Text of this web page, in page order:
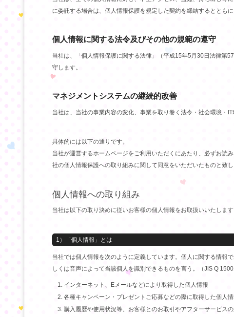
に委託する場合は、個人情報保護を規定した契約を締結するととも
個人情報に関する法令及びその他の規範の遵守
当社は、「個人情報保護に関する法律」（平成15年5月30日法律第
守します。
マネジメントシステムの継続的改善
当社は、当社の事業内容の変化、事業を取り巻く法令・社会環境・
具体的には以下の通りです。
当社が運営するホームページをご利用いただくにあたり、必ずお読
社の個人情報保護への取り組みに関して同意をいただいたものと致し
個人情報への取り組み
当社は以下の取り決めに従いお客様の個人情報をお取扱いいたします
1）「個人情報」とは
当社では個人情報を次のように定義しています。個人に関する情報
しくは音声によって当該個人を識別できるものを言う。（JIS Q
インターネット、Eメールなどにより取得した個人情報
各種キャンペーン・プレゼントご応募などの際に取得した個人
購入履歴や使用状況等、お客様とのお取引やアフターサービス